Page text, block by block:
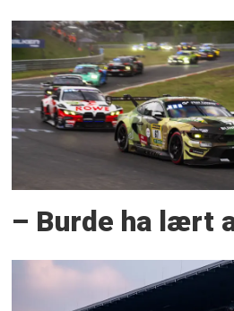
– Burde ha lært